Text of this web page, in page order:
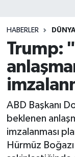
HABERLER
Trump:
ABD Başkanı
beklenen
imzalanması
Hürmüz
Süper Lig
Tüm
Son Dakika
Haber Arşivi